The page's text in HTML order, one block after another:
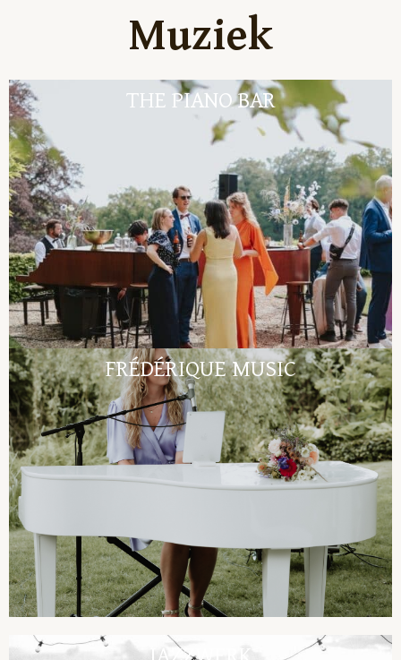
Muziek
THE PIANO BAR
FRÉDÉRIQUE MUSIC